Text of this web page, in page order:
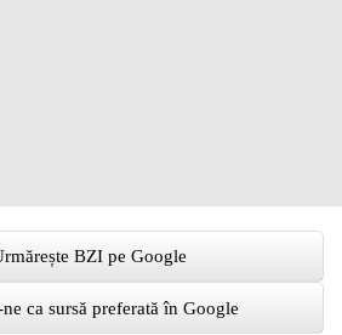
BZI pe Google
ca sursă preferată în Google